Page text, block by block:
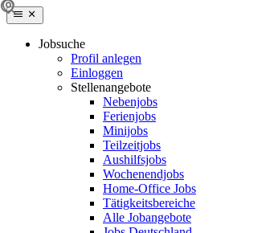
Jobsuche
Profil anlegen
Einloggen
Stellenangebote
Nebenjobs
Ferienjobs
Minijobs
Teilzeitjobs
Aushilfsjobs
Wochenendjobs
Home-Office Jobs
Tätigkeitsbereiche
Alle Jobangebote